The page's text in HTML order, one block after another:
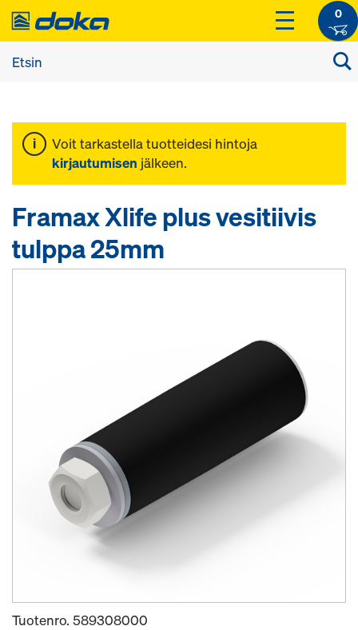
0
Voit tarkastella tuotteidesi hintoja
kirjautumisen jälkeen.
Framax Xlife plus vesitiivis
tulppa 25mm
Tuotenro. 589308000